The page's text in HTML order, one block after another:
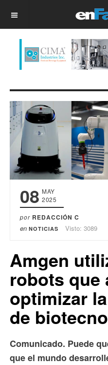
OFF CANVAS
08 MAY
2025
por REDACCIÓN C
en NOTICIAS Visto: 3089
Amgen
robots que
optimizar
de
Comunicado. Puede
que el mundo